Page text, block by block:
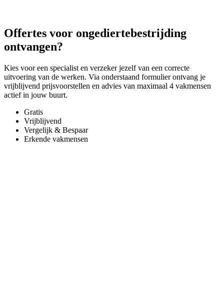
Offertes voor ongediertebestrijding
ontvangen?
Kies voor een specialist en verzeker jezelf van een correcte
uitvoering van de werken. Via onderstaand formulier ontvang je
vrijblijvend prijsvoorstellen en advies van maximaal 4 vakmensen
actief in jouw buurt.
Gratis
Vrijblijvend
Vergelijk & Bespaar
Erkende vakmensen